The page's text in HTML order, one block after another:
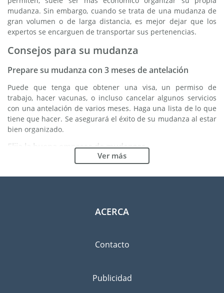
mudanza. Sin embargo, cuando se trata de una mudanza de
gran volumen o de larga distancia, es mejor dejar que los
expertos se encarguen de transportar sus pertenencias.
Consejos para su mudanza
Prepare su mudanza con 3 meses de antelación
Puede que tenga que obtener una visa, un permiso de
trabajo, hacer vacunas, o incluso cancelar algunos servicios
con una antelación de varios meses. Haga una lista de lo que
tiene que hacer. Se asegurará el éxito de su mudanza al estar
bien organizado.
Elija la buena empresa de mudanzas
Los servicios de una buena empresa de mudanzas son
esenciales para cualquier proyecto de expatriación a Hyogo.
internos de calidad, la variedad de paquetes de envoltura
Separe los bienes que desea llevar a Hyogo de los que va a
Ver más
ACERCA
Contacto
Publicidad